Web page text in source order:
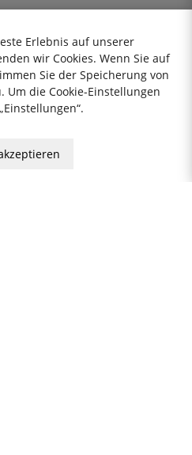
KitchenLab AB
VAT-ID: SE556785-619901
kundenservice@thekitchenlab.de
+46 8 410 95 200
Erlebnis auf unserer
wir Cookies. Wenn Sie auf
Sie der Speicherung von
Um die Cookie-Einstellungen